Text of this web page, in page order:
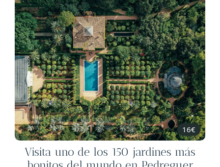
16€
Visita uno de los 150 jardines más